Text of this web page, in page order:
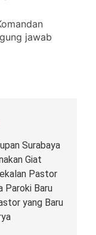
jawab
Surabaya
Giat
Pastor
Paroki Baru
yang Baru